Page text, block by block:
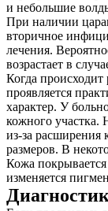
и небольшие
При наличии
вторичное
лечения.
возрастает в
Когда происходит
проявляется
характер. У
кожного участка.
из-за расширения
размеров. В
Кожа
изменяется